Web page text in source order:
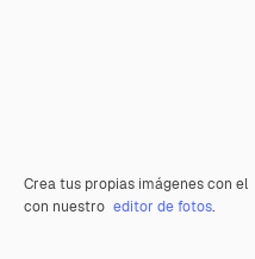
Crea tus propias imágenes con el
con nuestro editor de fotos.